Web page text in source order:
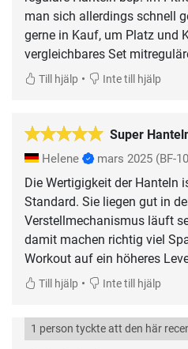
man sich allerdings schnell
gerne in Kauf, um Platz und
vergleichbares Set
Till hjälp • Inte till hjälp
Super
Helene mars 2025 (BF-
Die Wertigigkeit der Hanteln
Standard. Sie liegen gut in
Verstellmechanismus läuft
damit machen richtig viel
Workout auf ein höheres
Till hjälp • Inte till hjälp
1 person tyckte att den här